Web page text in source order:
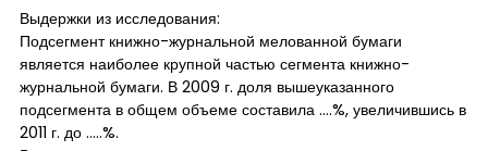
Выдержки из исследования:
Подсегмент книжно-журнальной мелованной бумаги
является наиболее крупной частью сегмента книжно-
журнальной бумаги. В 2009 г. доля вышеуказанного
подсегмента в общем объеме составила ….%, увеличившись в
2011 г. до …..%.